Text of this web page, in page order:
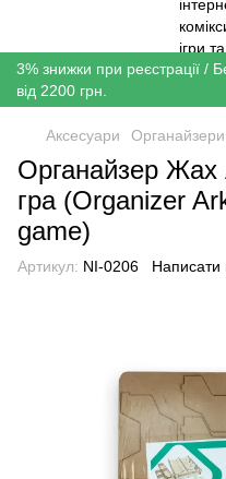
3% знижки при реєстрації /
від 2200 грн.
Аксесуари Органайзери
Органайзер Жах
гра (Organizer
game)
Артикул: NI-0206 Написати